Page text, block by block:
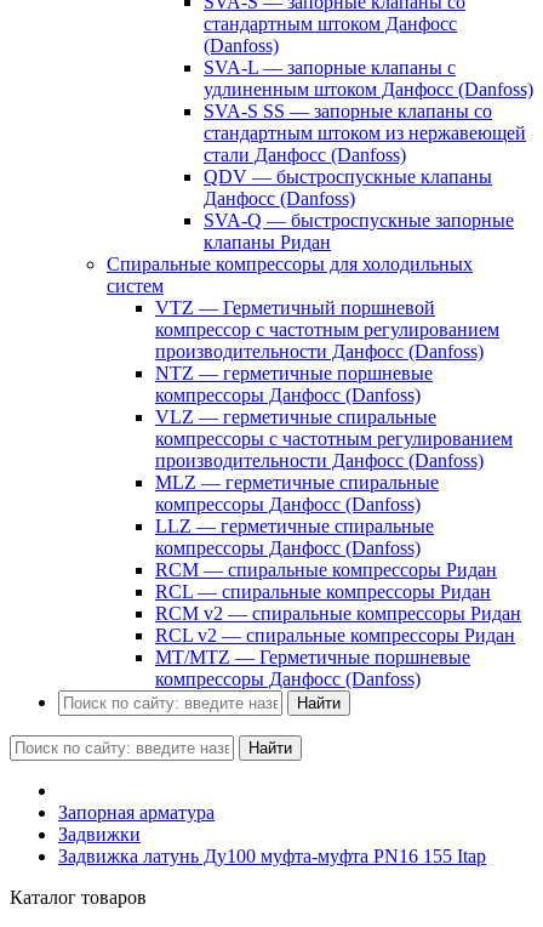
стандартным штоком Данфосс
(Danfoss)
SVA-L — запорные клапаны с
удлиненным штоком Данфосс (Danfoss)
SVA-S SS — запорные клапаны со
стандартным штоком из нержавеющей
стали Данфосс (Danfoss)
QDV — быстроспускные клапаны
Данфосс (Danfoss)
SVA-Q — быстроспускные запорные
клапаны Ридан
Спиральные компрессоры для холодильных
систем
VTZ — Герметичный поршневой
компрессор с частотным регулированием
производительности Данфосс (Danfoss)
NTZ — герметичные поршневые
компрессоры Данфосс (Danfoss)
VLZ — герметичные спиральные
компрессоры с частотным регулированием
производительности Данфосс (Danfoss)
MLZ — герметичные спиральные
компрессоры Данфосс (Danfoss)
LLZ — герметичные спиральные
компрессоры Данфосс (Danfoss)
RCM — спиральные компрессоры Ридан
RCL — спиральные компрессоры Ридан
RCM v2 — спиральные компрессоры Ридан
RCL v2 — спиральные компрессоры Ридан
MT/MTZ — Герметичные поршневые
компрессоры Данфосс (Danfoss)
Найти
Найти
Запорная арматура
Задвижки
Задвижка латунь Ду100 муфта-муфта PN16 155 Itap
Каталог товаров